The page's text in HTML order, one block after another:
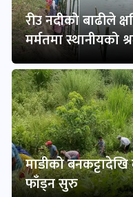
रीउ नदीको बाढीले
मर्मतमा स्थानीयको
माडीको
फाँड्न सुरु